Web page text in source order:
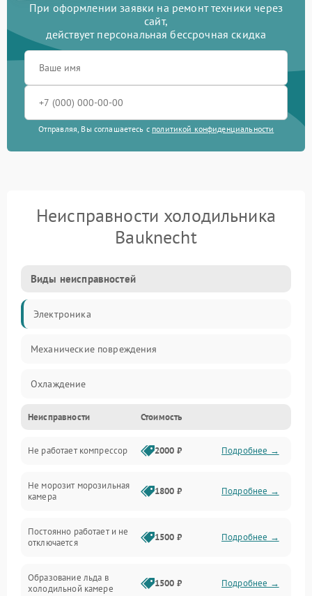
При оформлении заявки на ремонт техники через
сайт,
действует персональная бессрочная скидка
Отправляя, Вы соглашаетесь с политикой конфиденциальности
Неисправности холодильника
Bauknecht
Виды неисправностей
Электроника
Механические повреждения
Охлаждение
Механика
Электропитание
Дренаж
Неисправности Стоимость
Не работает компрессор 2000 ₽ Подробнее →
Не морозит морозильная
камера
1800 ₽ Подробнее →
Постоянно работает и не
отключается
1500 ₽ Подробнее →
Образование льда в
холодильной камере
1500 ₽ Подробнее →